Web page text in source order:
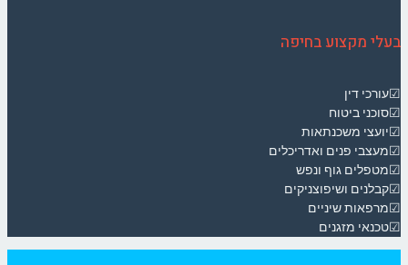
בעלי מקצוע בחיפה
☑עורכי דין
☑סוכני ביטוח
☑יועצי משכנתאות
☑מעצבי פנים ואדריכלים
☑מטפלים גוף ונפש
☑קבלנים ושיפוצניקים
☑מרפאות שיניים
☑טכנאי מזגנים